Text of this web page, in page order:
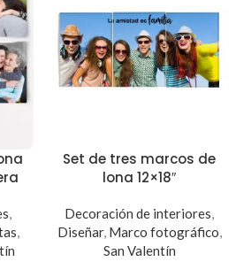
,
,
Set de tres marcos de
lona 12×18″
Decoración de interiores,
Diseñar, Marco fotográfico,
San Valentín